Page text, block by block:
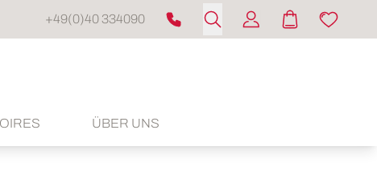
+49(0)40 334090
ÜBER UNS